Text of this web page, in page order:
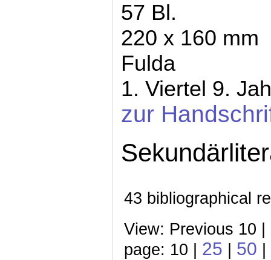
57 Bl.
220 x 160 mm
Fulda
1. Viertel 9.
zur
43 bibliographical
View: Previous 10 |
page: 10 | 25 | 50 |